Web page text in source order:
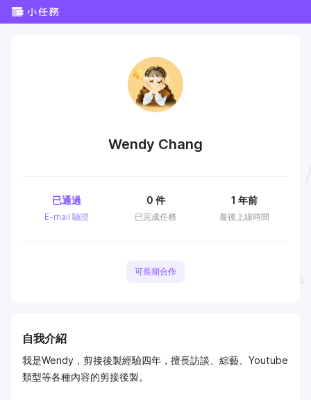
Wendy Chang
E-mail 驗證
已通過
已完成任務
0 件
最後上線時間
1 年前
可長期合作
自我介紹
我是Wendy，剪接後製經驗四年，擅長訪談、綜藝、Youtube
類型等各種內容的剪接後製。